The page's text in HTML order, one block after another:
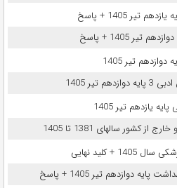
1405
یازدهم تیر 1405
سالهای 1381 تا 1405
کلید نهایی
دوازدهم تیر 1405 + پاسخ